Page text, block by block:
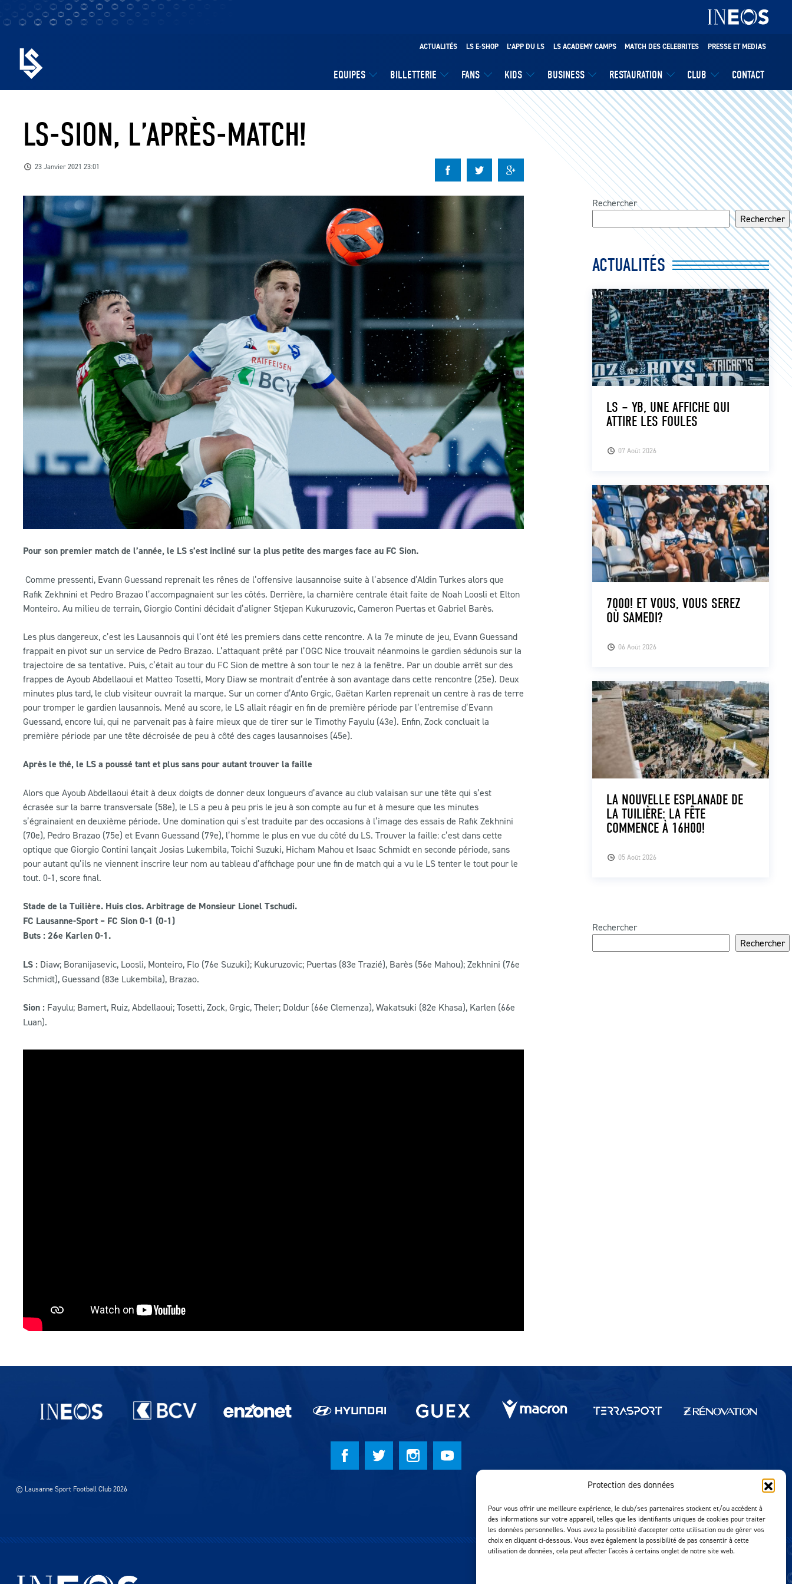
Protection des données
Pour vous offrir une meilleure expérience, le club/ses partenaires stockent et/ou accèdent à
des informations sur votre appareil, telles que les identifiants uniques de cookies pour traiter
les données personnelles. Vous avez la possibilité d'accepter cette utilisation ou de gérer vos
choix en cliquant ci-dessous. Vous avez également la possibilité de pas consentir à cette
utilisation de données, cela peut affecter l'accès à certains onglet de notre site web.
EQUIPES BILLETTERIE FANS KIDS BUSINESS RESTAURATION CLUB CONTACT
ACTUALITÉS LS E-SHOP L’APP DU LS LS ACADEMY CAMPS MATCH DES CELEBRITES PRESSE ET MEDIAS
LS-SION, L’APRÈS-MATCH!
23 Janvier 2021 23:01
Pour son premier match de l’année, le LS s’est incliné sur la plus petite des marges face au FC Sion.
Comme pressenti, Evann Guessand reprenait les rênes de l’offensive lausannoise suite à l’absence d’Aldin Turkes alors que
Rafik Zekhnini et Pedro Brazao l’accompagnaient sur les côtés. Derrière, la charnière centrale était faite de Noah Loosli et Elton
Monteiro. Au milieu de terrain, Giorgio Contini décidait d’aligner Stjepan Kukuruzovic, Cameron Puertas et Gabriel Barès.
Les plus dangereux, c’est les Lausannois qui l’ont été les premiers dans cette rencontre. A la 7e minute de jeu, Evann Guessand
frappait en pivot sur un service de Pedro Brazao. L’attaquant prêté par l’OGC Nice trouvait néanmoins le gardien sédunois sur la
trajectoire de sa tentative. Puis, c’était au tour du FC Sion de mettre à son tour le nez à la fenêtre. Par un double arrêt sur des
frappes de Ayoub Abdellaoui et Matteo Tosetti, Mory Diaw se montrait d’entrée à son avantage dans cette rencontre (25e). Deux
minutes plus tard, le club visiteur ouvrait la marque. Sur un corner d’Anto Grgic, Gaëtan Karlen reprenait un centre à ras de terre
pour tromper le gardien lausannois. Mené au score, le LS allait réagir en fin de première période par l’entremise d’Evann
Guessand, encore lui, qui ne parvenait pas à faire mieux que de tirer sur le Timothy Fayulu (43e). Enfin, Zock concluait la
première période par une tête décroisée de peu à côté des cages lausannoises (45e).
Après le thé, le LS a poussé tant et plus sans pour autant trouver la faille
Alors que Ayoub Abdellaoui était à deux doigts de donner deux longueurs d’avance au club valaisan sur une tête qui s’est
écrasée sur la barre transversale (58e), le LS a peu à peu pris le jeu à son compte au fur et à mesure que les minutes
s’égrainaient en deuxième période. Une domination qui s’est traduite par des occasions à l’image des essais de Rafik Zekhnini
(70e), Pedro Brazao (75e) et Evann Guessand (79e), l’homme le plus en vue du côté du LS. Trouver la faille: c’est dans cette
optique que Giorgio Contini lançait Josias Lukembila, Toichi Suzuki, Hicham Mahou et Isaac Schmidt en seconde période, sans
pour autant qu’ils ne viennent inscrire leur nom au tableau d’affichage pour une fin de match qui a vu le LS tenter le tout pour le
tout. 0-1, score final.
Stade de la Tuilière. Huis clos. Arbitrage de Monsieur Lionel Tschudi.
FC Lausanne-Sport – FC Sion 0-1 (0-1)
Buts : 26e Karlen 0-1.
LS : Diaw; Boranijasevic, Loosli, Monteiro, Flo (76e Suzuki); Kukuruzovic; Puertas (83e Trazié), Barès (56e Mahou); Zekhnini (76e
Schmidt), Guessand (83e Lukembila), Brazao.
Sion : Fayulu; Bamert, Ruiz, Abdellaoui; Tosetti, Zock, Grgic, Theler; Doldur (66e Clemenza), Wakatsuki (82e Khasa), Karlen (66e
Luan).
Rechercher
Rechercher
ACTUALITÉS
07 Août 2026
LS – YB, UNE AFFICHE QUI
ATTIRE LES FOULES
06 Août 2026
7000! ET VOUS, VOUS SEREZ
OÙ SAMEDI?
05 Août 2026
LA NOUVELLE ESPLANADE DE
LA TUILIÈRE: LA FÊTE
COMMENCE À 16H00!
Rechercher
Rechercher
Partenaires du lausanne-Sport
© Lausanne Sport Football Club 2026